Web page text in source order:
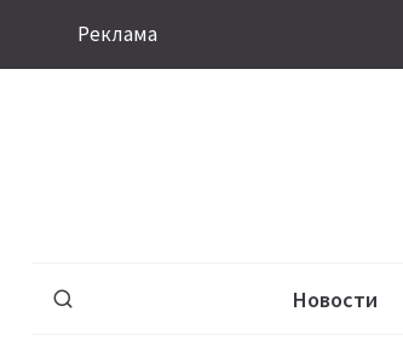
Реклама
Новости